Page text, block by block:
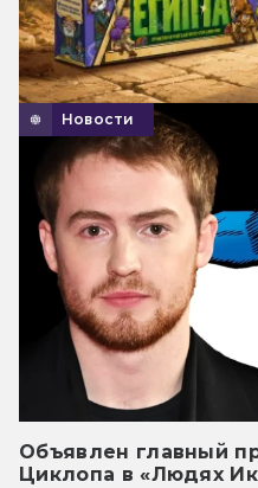
Новости
Объявлен главный
Циклопа в «Людях